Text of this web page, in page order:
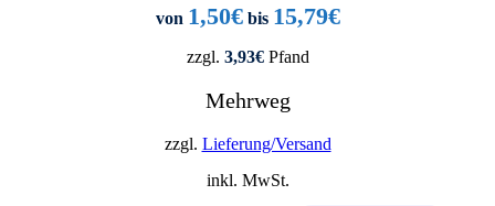
von 1,50€bis 15,79€
zzgl. 3,93€Pfand
Mehrweg
zzgl. Lieferung/Versand
inkl. MwSt.